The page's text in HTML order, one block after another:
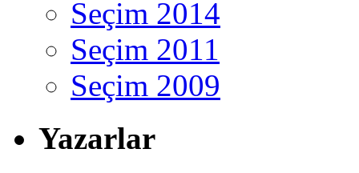
Seçim 2014
Seçim 2011
Seçim 2009
Yazarlar